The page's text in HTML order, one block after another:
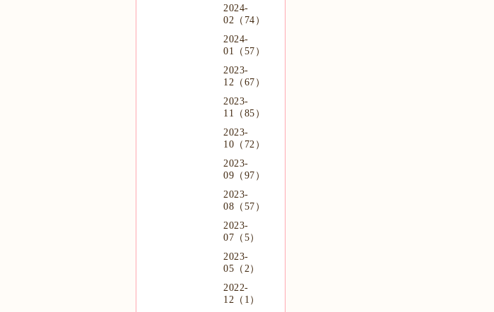
2024-
02（74）
2024-
01（57）
2023-
12（67）
2023-
11（85）
2023-
10（72）
2023-
09（97）
2023-
08（57）
2023-
07（5）
2023-
05（2）
2022-
12（1）